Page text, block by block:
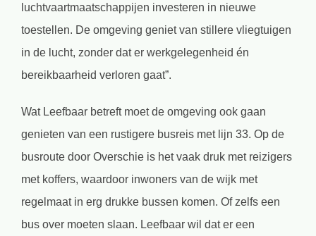
luchtvaartmaatschappijen investeren in nieuwe
toestellen. De omgeving geniet van stillere vliegtuigen
in de lucht, zonder dat er werkgelegenheid én
bereikbaarheid verloren gaat”.
Wat Leefbaar betreft moet de omgeving ook gaan
genieten van een rustigere busreis met lijn 33. Op de
busroute door Overschie is het vaak druk met reizigers
met koffers, waardoor inwoners van de wijk met
regelmaat in erg drukke bussen komen. Of zelfs een
bus over moeten slaan. Leefbaar wil dat er een